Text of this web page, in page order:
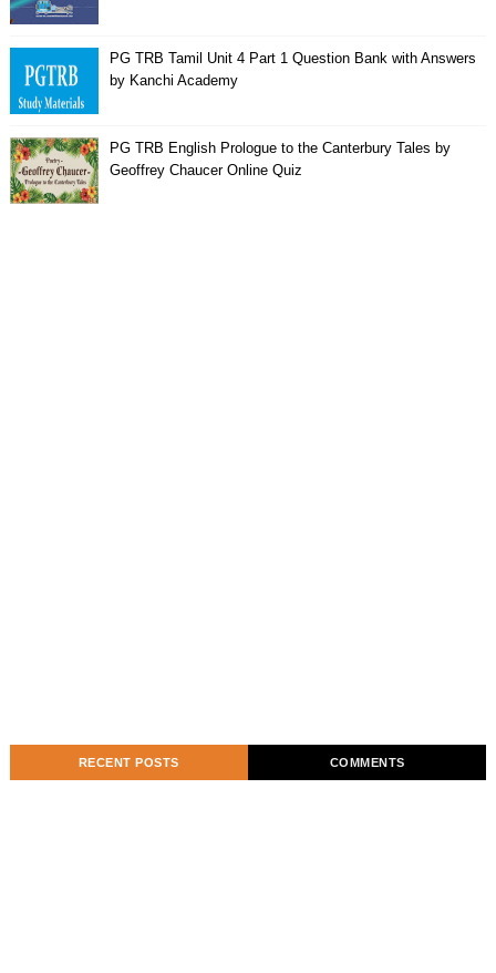
PG TRB Tamil Unit 4 Part 1 Question Bank with Answers
by Kanchi Academy
PG TRB English Prologue to the Canterbury Tales by
Geoffrey Chaucer Online Quiz
RECENT POSTS COMMENTS